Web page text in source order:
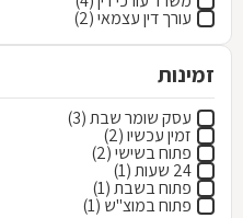
עורך דין עצמאי (2)
זמינות
עסק שומר שבת (3)
זמין עכשיו (2)
פתוח בשישי (2)
24 שעות (1)
פתוח בשבת (1)
פתוח במוצ"ש (1)